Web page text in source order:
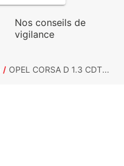
Nos conseils de
vigilance
OPEL CORSA D 1.3 CDT...